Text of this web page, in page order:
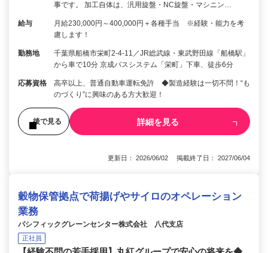
事です。 加工自体は、汎用旋盤・NC旋盤・マシニン…
給与
月給230,000円～400,000円＋各種手当 ※経験・能力を考
慮します！
勤務地
千葉県船橋市栄町2-4-11／JR総武線・東武野田線「船橋駅」
から車で10分 京成バスシステム「栄町」下車、徒歩6分
応募資格
高卒以上、普通自動車運転免許 ◆製造経験は一切不問！“も
のづくり”に興味のある方大歓迎！
後で見る 詳細を見る
更新日： 2026/06/02 掲載終了日： 2027/06/04
穀物保管拠点で荷揚げやサイロのオペレーション
業務
パシフィックグレーンセンター株式会社 八代支店
正社員